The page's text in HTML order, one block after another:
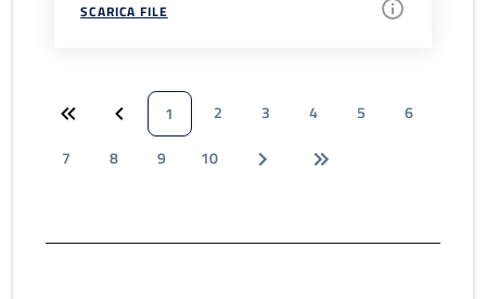
SCARICA FILE
1 2 3 4 5
6
7
8 9 10